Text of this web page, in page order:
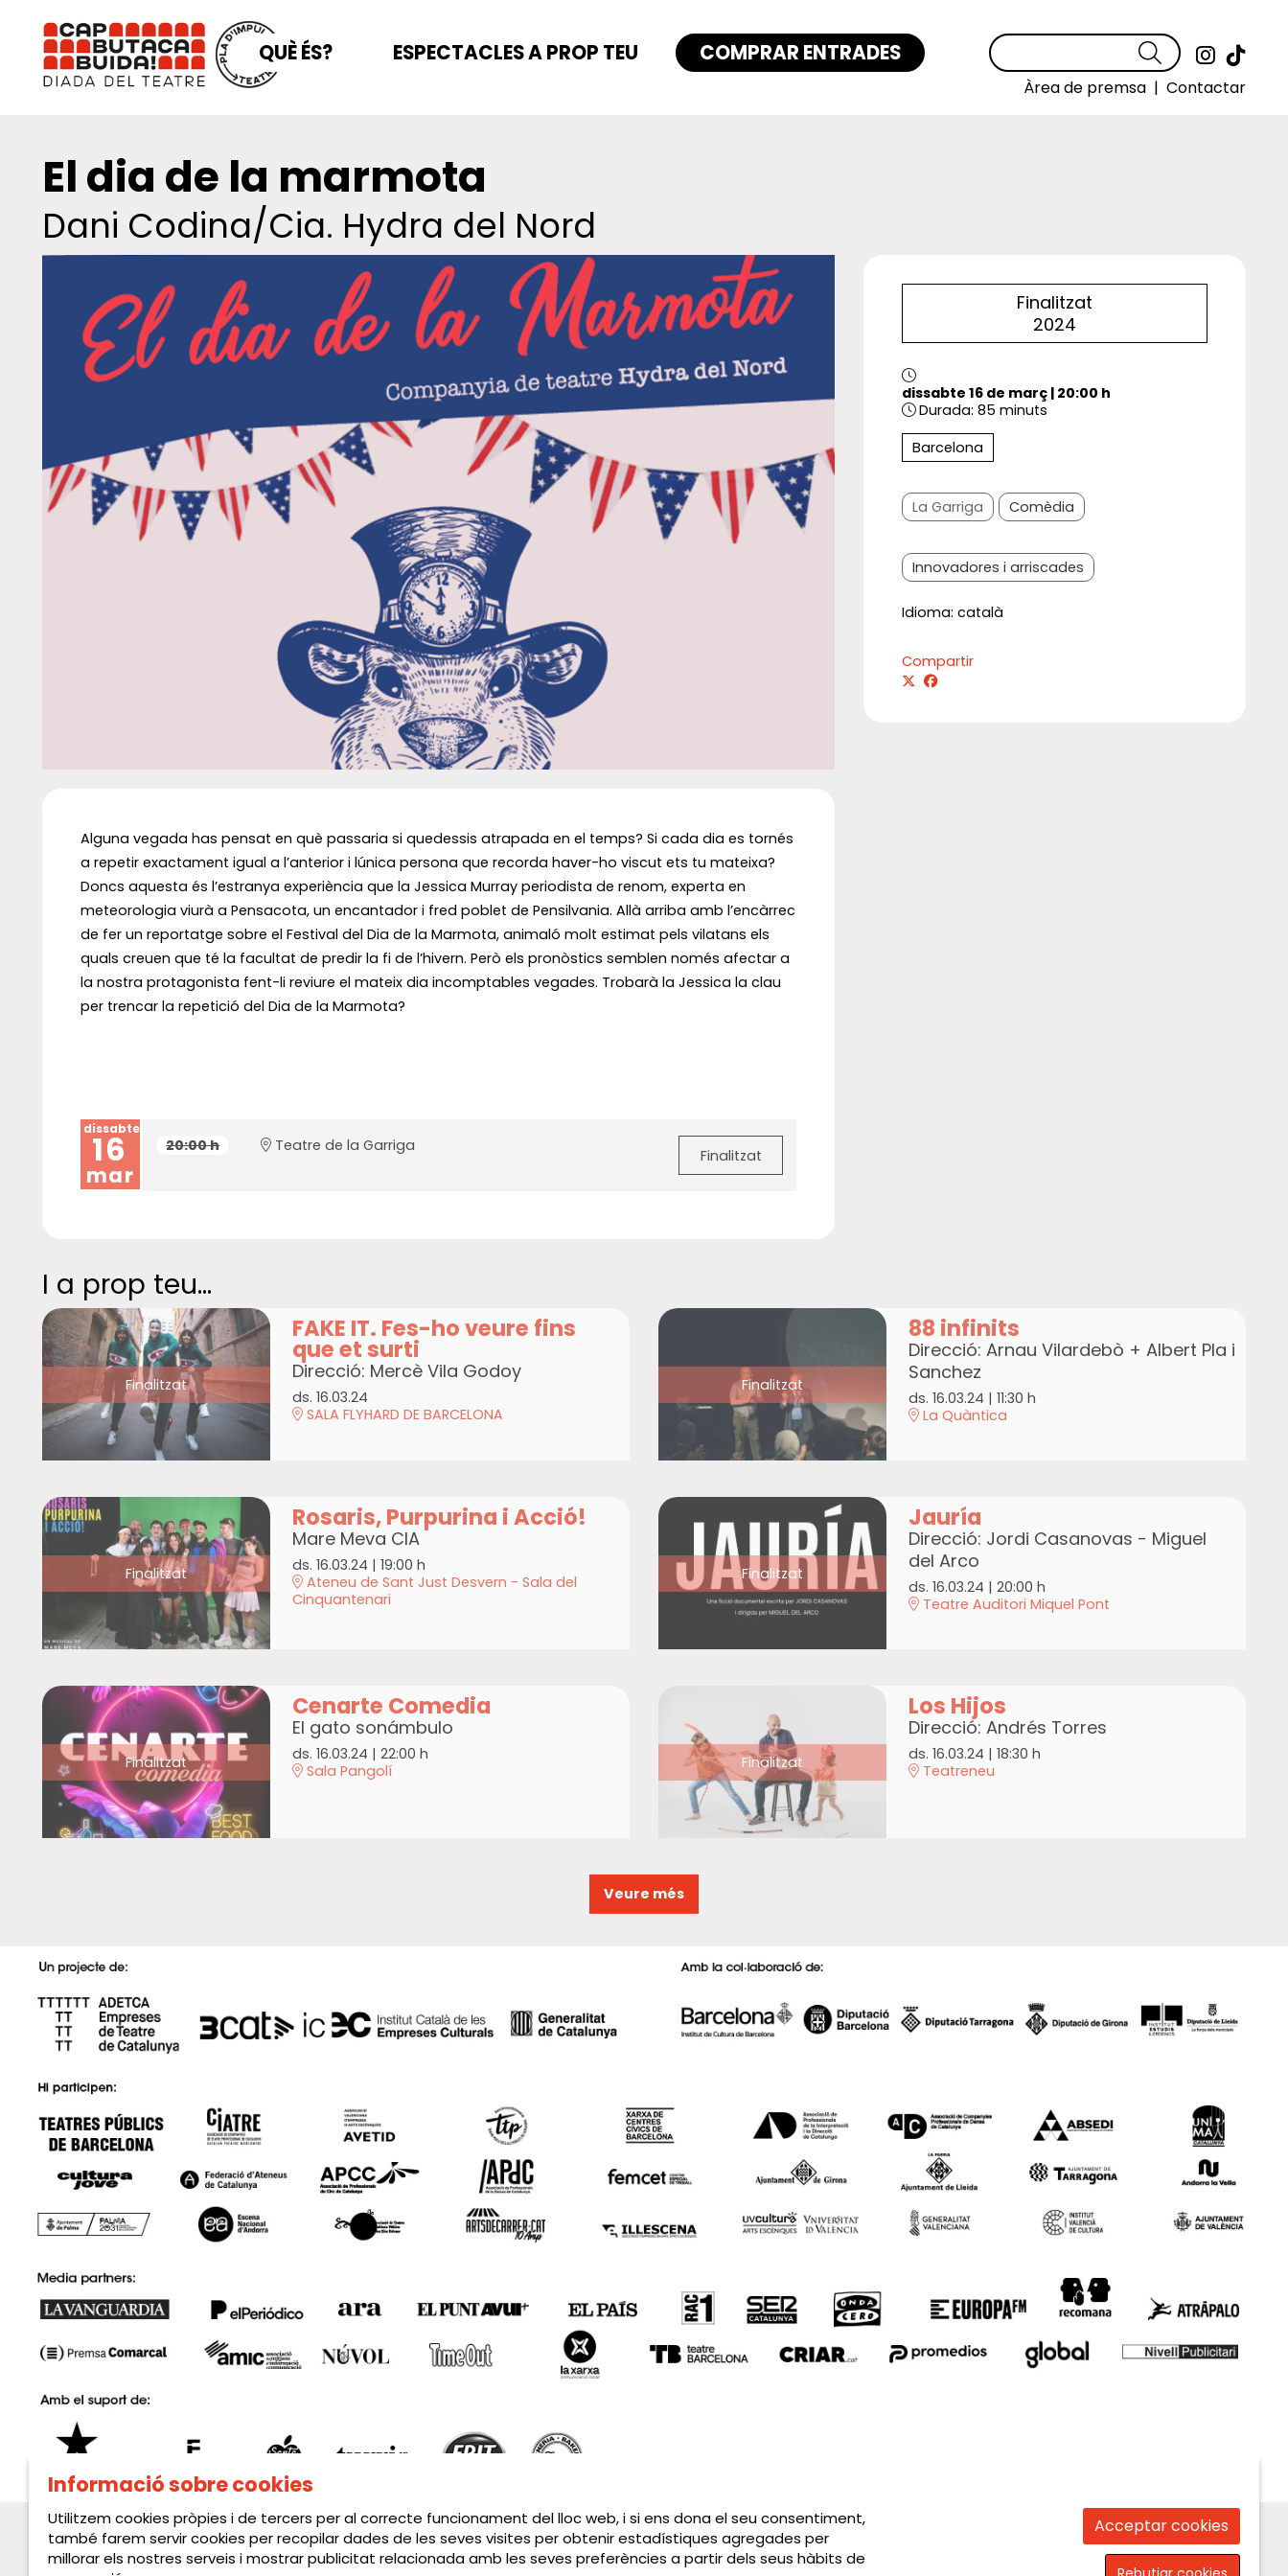
Link a
Cercar
Àrea de premsa | Contactar
QUÈ ÉS? ESPECTACLES A PROP TEU COMPRAR ENTRADES
El dia de la marmota
Dani Codina/Cia. Hydra del Nord
Finalitzat
2024
dissabte 16 de març | 20:00 h
Durada: 85 minuts
Barcelona
La Garriga Comèdia
Innovadores i arriscades
Idioma: català
Compartir
Alguna vegada has pensat en què passaria si quedessis atrapada en el temps? Si cada dia es tornés
a repetir exactament igual a l’anterior i lúnica persona que recorda haver-ho viscut ets tu mateixa?
Doncs aquesta és l’estranya experiència que la Jessica Murray periodista de renom, experta en
meteorologia viurà a Pensacota, un encantador i fred poblet de Pensilvania. Allà arriba amb l’encàrrec
de fer un reportatge sobre el Festival del Dia de la Marmota, animaló molt estimat pels vilatans els
quals creuen que té la facultat de predir la fi de l’hivern. Però els pronòstics semblen només afectar a
la nostra protagonista fent-li reviure el mateix dia incomptables vegades. Trobarà la Jessica la clau
per trencar la repetició del Dia de la Marmota?
dissabte
16
mar
20:00 h Teatre de la Garriga
Finalitzat
I a prop teu...
Finalitzat
FAKE IT. Fes-ho veure fins
que et surti
Direcció: Mercè Vila Godoy
ds. 16.03.24
SALA FLYHARD DE BARCELONA
Finalitzat
88 infinits
Direcció: Arnau Vilardebò + Albert Pla i
Sanchez
ds. 16.03.24 | 11:30 h
La Quàntica
Finalitzat
Rosaris, Purpurina i Acció!
Mare Meva CIA
ds. 16.03.24 | 19:00 h
Ateneu de Sant Just Desvern - Sala del
Cinquantenari
Finalitzat
Jauría
Direcció: Jordi Casanovas - Miguel
del Arco
ds. 16.03.24 | 20:00 h
Teatre Auditori Miquel Pont
Finalitzat
Cenarte Comedia
El gato sonámbulo
ds. 16.03.24 | 22:00 h
Sala Pangolí
Finalitzat
Los Hijos
Direcció: Andrés Torres
ds. 16.03.24 | 18:30 h
Teatreneu
Veure més
Sitemap | Avís Legal | Política de privacitat | Contactar
Informació sobre cookies
Utilitzem cookies pròpies i de tercers per al correcte funcionament del lloc web, i si ens dona el seu consentiment,
també farem servir cookies per recopilar dades de les seves visites per obtenir estadístiques agregades per
millorar els nostres serveis i mostrar publicitat relacionada amb les seves preferències a partir dels seus hàbits de
Acceptar cookies